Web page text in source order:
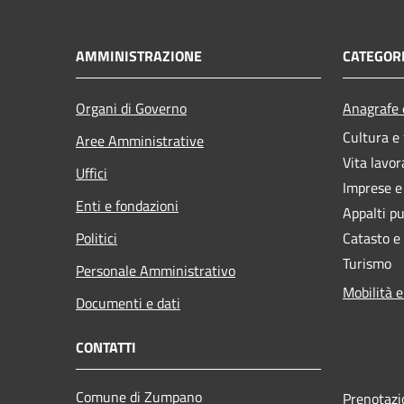
AMMINISTRAZIONE
Organi di Governo
Aree Amministrative
Uffici
Enti e fondazioni
Politici
Personale Amministrativo
Documenti e dati
Cultura
Vita
Imprese
Appalti
Catasto
Turismo
Mobilità
CONTATTI
Comune di Zumpano